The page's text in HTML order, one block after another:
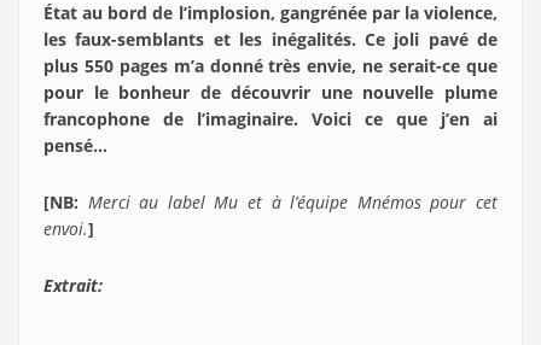
État au bord de l’implosion, gangrénée par la violence,
les faux-semblants et les inégalités. Ce joli pavé de
plus 550 pages m’a donné très envie, ne serait-ce que
pour le bonheur de découvrir une nouvelle plume
francophone de l’imaginaire. Voici ce que j’en ai
pensé…
[NB: Merci au label Mu et à l’équipe Mnémos pour cet
envoi.]
Extrait: